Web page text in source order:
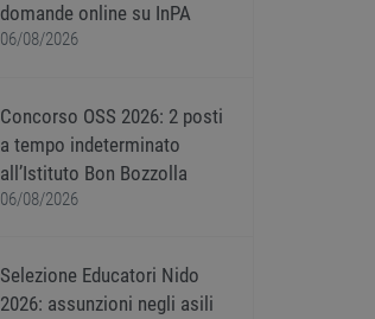
domande online su InPA
06/08/2026
Concorso OSS 2026: 2 posti
a tempo indeterminato
all’Istituto Bon Bozzolla
06/08/2026
Selezione Educatori Nido
2026: assunzioni negli asili